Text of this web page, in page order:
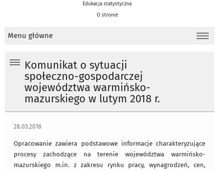
Edukacja statystyczna
O stronie
Menu główne
Komunikat o sytuacji
społeczno-gospodarczej
województwa warmińsko-
mazurskiego w lutym 2018 r.
28.03.2018
Opracowanie zawiera podstawowe informacje charakteryzujące
procesy zachodzące na terenie województwa warmińsko-
mazurskiego m.in. z zakresu rynku pracy, wynagrodzeń, cen,